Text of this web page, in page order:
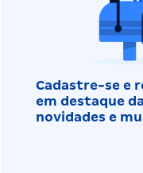
Cadastre-se e
em destaque
novidades e